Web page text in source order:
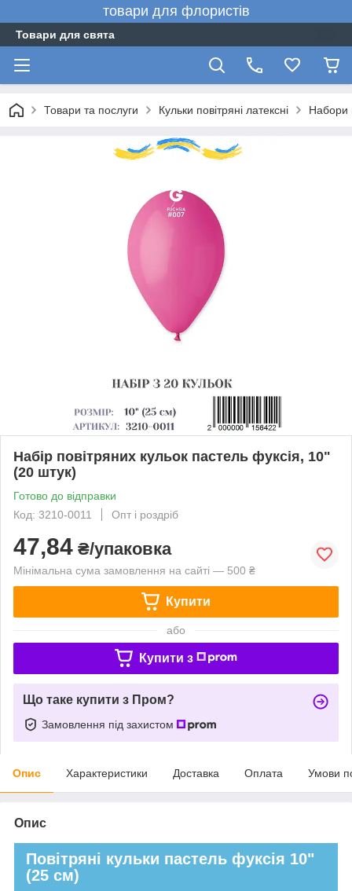
товари для флористів
Товари для свята
Товари та послуги Кульки повітряні латексні Набори
Набір повітряних кульок пастель фуксія, 10"
(20 штук)
Готово до відправки
Код: 3210-0011
Опт і роздріб
47,84 ₴/упаковка
Мінімальна сума замовлення на сайті — 500 ₴
Купити
або
Купити з
Що таке купити з Пром?
Замовлення під захистом
Опис Характеристики Доставка Оплата Умови
Опис
Повітряні кульки пастель фуксія 10"
(25 см)